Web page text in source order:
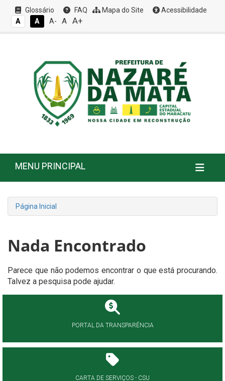
Glossário FAQ Mapa do Site
Acessibilidade
A
A A- A A+
MENU PRINCIPAL
Página Inicial
Nada Encontrado
Parece que não podemos encontrar o que está procurando.
Talvez a pesquisa pode ajudar.
PORTAL DA TRANSPARÊNCIA
CARTA DE SERVIÇOS - CSU